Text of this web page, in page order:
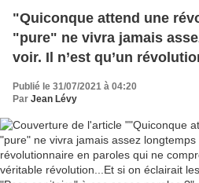
"Quiconque attend une
"pure" ne vivra jamais
voir. Il n’est qu’un
révolution...Et si on
paroles ?
Publié le 31/07/2021 à 04:20
Par Jean Lévy